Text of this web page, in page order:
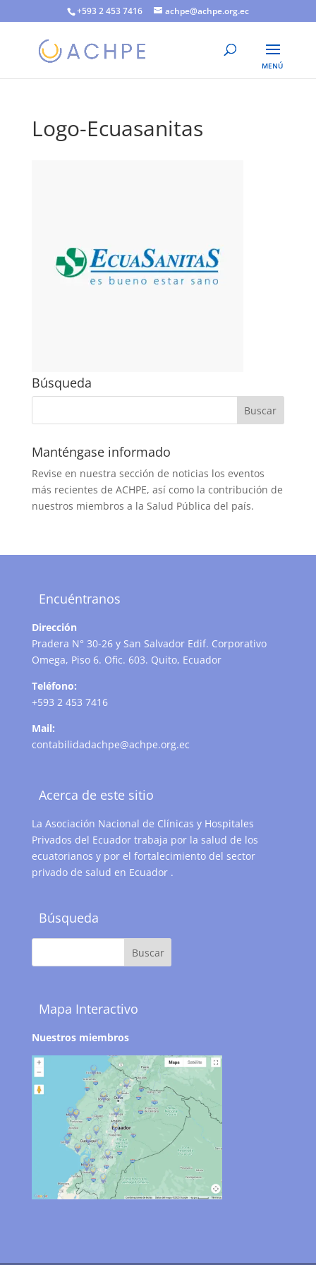
+593 2 453 7416 achpe@achpe.org.ec
Logo-Ecuasanitas
Búsqueda
Manténgase informado
Revise en nuestra sección de noticias los eventos
más recientes de ACHPE, así como la contribución de
nuestros miembros a la Salud Pública del país.
Encuéntranos
Dirección
Pradera N° 30-26 y San Salvador Edif. Corporativo
Omega, Piso 6. Ofic. 603. Quito, Ecuador
Teléfono:
+593 2 453 7416
Mail:
contabilidadachpe@achpe.org.ec
Acerca de este sitio
La Asociación Nacional de Clínicas y Hospitales
Privados del Ecuador trabaja por la salud de los
ecuatorianos y por el fortalecimiento del sector
privado de salud en Ecuador .
Búsqueda
Mapa Interactivo
Nuestros miembros